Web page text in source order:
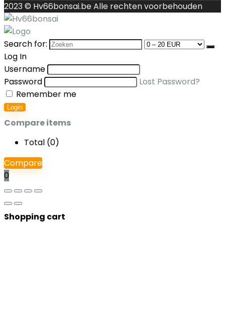
2023 © Hv66bonsai.be Alle rechten voorbehouden
Search for:
Log In
Username
Password
Lost Password?
Remember me
Login
Compare items
Total (0)
Compare
0
Shopping cart